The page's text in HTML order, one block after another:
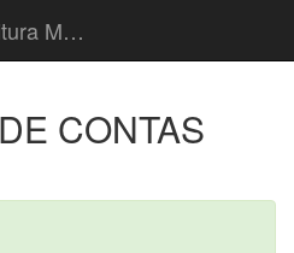
Serviços Online - Prefeitura Municipal de Cordeiropolis
CONTAS